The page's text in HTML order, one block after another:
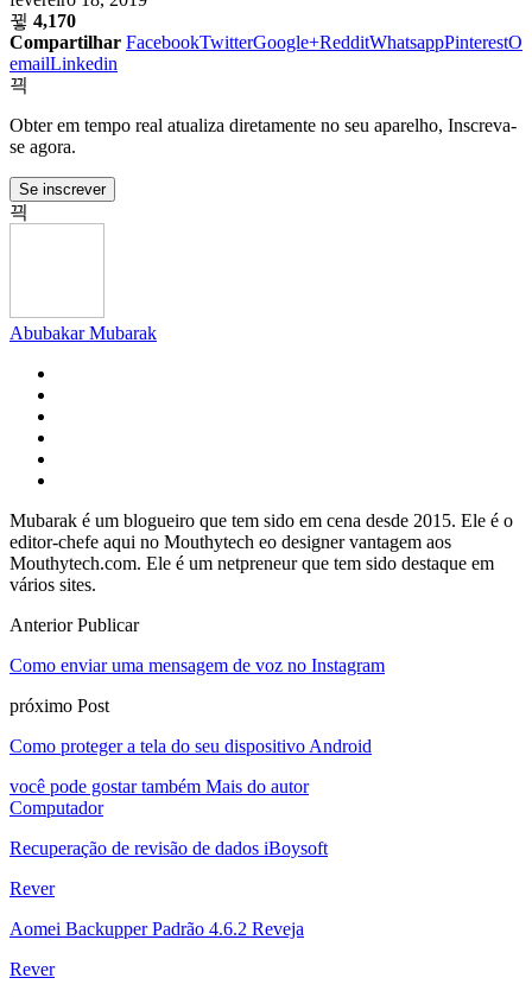
4,170
Compartilhar FacebookTwitterGoogle+RedditWhatsappPinterestO
emailLinkedin
Obter em tempo real atualiza diretamente no seu aparelho, Inscreva-
se agora.
Se inscrever
Abubakar Mubarak
Mubarak é um blogueiro que tem sido em cena desde 2015. Ele é o
editor-chefe aqui no Mouthytech eo designer vantagem aos
Mouthytech.com. Ele é um netpreneur que tem sido destaque em
vários sites.
Anterior Publicar
Como enviar uma mensagem de voz no Instagram
próximo Post
Como proteger a tela do seu dispositivo Android
você pode gostar também Mais do autor
Computador
Recuperação de revisão de dados iBoysoft
Rever
Aomei Backupper Padrão 4.6.2 Reveja
Rever